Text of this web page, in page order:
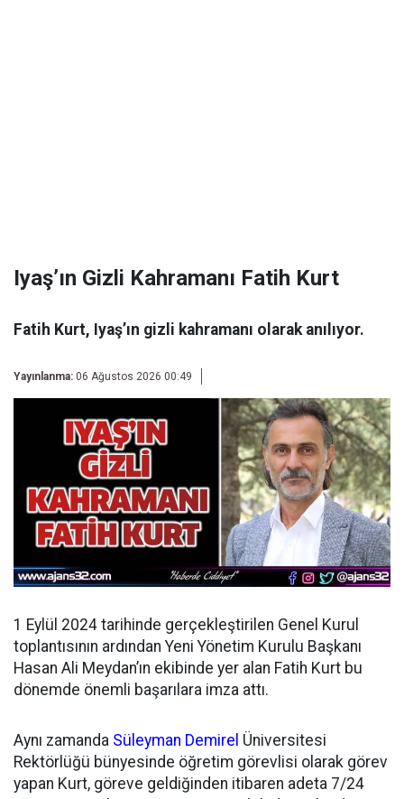
Iyaş’ın Gizli Kahramanı Fatih Kurt
Fatih Kurt, Iyaş’ın gizli kahramanı olarak anılıyor.
Yayınlanma: 06 Ağustos 2026 00:49
1 Eylül 2024 tarihinde gerçekleştirilen Genel Kurul
toplantısının ardından Yeni Yönetim Kurulu Başkanı
Hasan Ali Meydan’ın ekibinde yer alan Fatih Kurt bu
dönemde önemli başarılara imza attı.
Aynı zamanda Süleyman Demirel Üniversitesi
Rektörlüğü bünyesinde öğretim görevlisi olarak görev
yapan Kurt, göreve geldiğinden itibaren adeta 7/24